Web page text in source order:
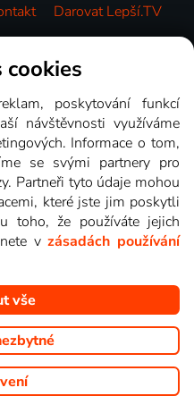
Darovat Lepší.TV
webu jsou zobrazovány
můžete sledovat v Lepší.TV.
cookies
poskytování funkcí
návštěvnosti využíváme
Informace o tom,
se svými partnery pro
Partneři tyto údaje mohou
které jste jim poskytli
toho, že používáte jejich
vzásadách používání
vše